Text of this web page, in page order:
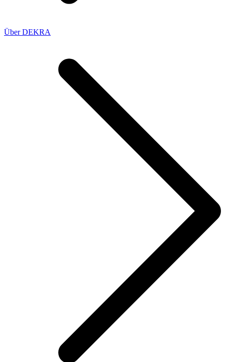
Über DEKRA